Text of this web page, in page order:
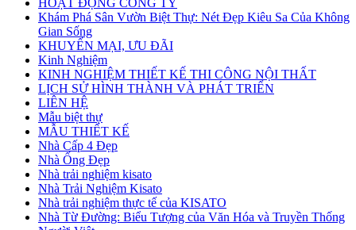
HOẠT ĐỘNG CÔNG TY
Khám Phá Sân Vườn Biệt Thự: Nét Đẹp Kiêu Sa Của Không
Gian Sống
KHUYẾN MẠI, ƯU ĐÃI
Kinh Nghiệm
KINH NGHIỆM THIẾT KẾ THI CÔNG NỘI THẤT
LỊCH SỬ HÌNH THÀNH VÀ PHÁT TRIỂN
LIÊN HỆ
Mẫu biệt thự
MẪU THIẾT KẾ
Nhà Cấp 4 Đẹp
Nhà Ống Đẹp
Nhà trải nghiệm kisato
Nhà Trải Nghiệm Kisato
Nhà trải nghiệm thực tế của KISATO
Nhà Từ Đường: Biểu Tượng của Văn Hóa và Truyền Thống